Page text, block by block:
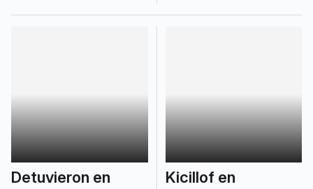
Detuvieron en
Kicillof en